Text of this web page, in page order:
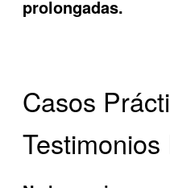
prolongadas.
Casos
Testimonios